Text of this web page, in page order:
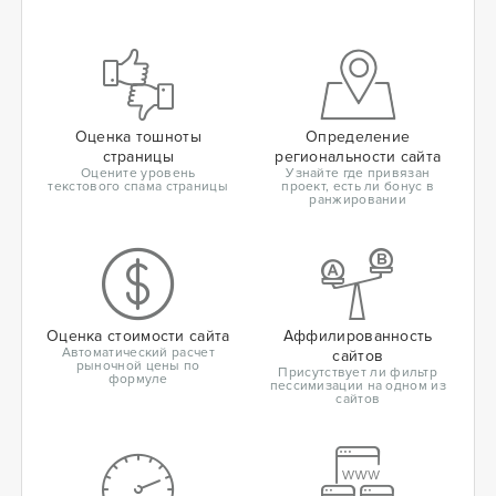
Оценка тошноты
страницы
Оцените уровень
текстового спама страницы
Определение
региональности сайта
Узнайте где привязан
проект, есть ли бонус в
ранжировании
Оценка стоимости сайта
Автоматический расчет
рыночной цены по
формуле
Аффилированность
сайтов
Присутствует ли фильтр
пессимизации на одном из
сайтов